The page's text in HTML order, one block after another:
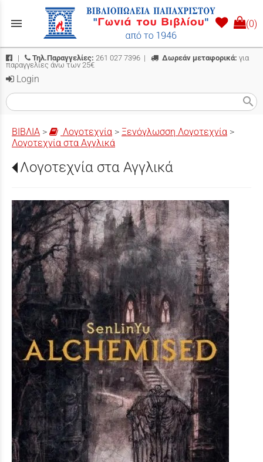
menu (0)
| Τηλ.Παραγγελίες: 261 027 7396 | Δωρεάν μεταφορικά: για
παραγγελίες άνω των 25€
Login
search
ΒΙΒΛΙΑ > Λογοτεχνία > Ξενόγλωσση Λογοτεχνία >
Λογοτεχνία στα Αγγλικά
Λογοτεχνία στα Αγγλικά